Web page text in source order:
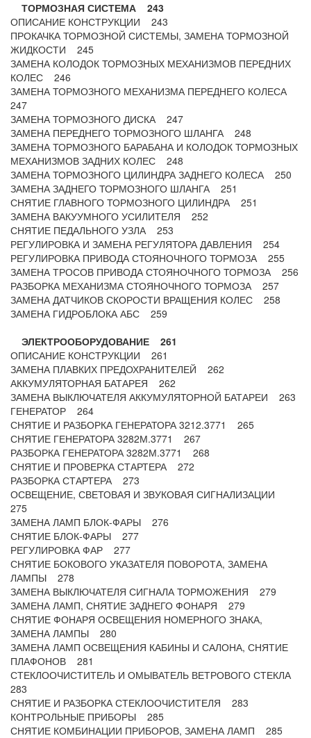
ТОРМОЗНАЯ СИСТЕМА 243
ОПИСАНИЕ КОНСТРУКЦИИ 243
ПРОКАЧКА ТОРМОЗНОЙ СИСТЕМЫ, ЗАМЕНА ТОРМОЗНОЙ
ЖИДКОСТИ 245
ЗАМЕНА КОЛОДОК ТОРМОЗНЫХ МЕХАНИЗМОВ ПЕРЕДНИХ
КОЛЕС 246
ЗАМЕНА ТОРМОЗНОГО МЕХАНИЗМА ПЕРЕДНЕГО КОЛЕСА
247
ЗАМЕНА ТОРМОЗНОГО ДИСКА 247
ЗАМЕНА ПЕРЕДНЕГО ТОРМОЗНОГО ШЛАНГА 248
ЗАМЕНА ТОРМОЗНОГО БАРАБАНА И КОЛОДОК ТОРМОЗНЫХ
МЕХАНИЗМОВ ЗАДНИХ КОЛЕС 248
ЗАМЕНА ТОРМОЗНОГО ЦИЛИНДРА ЗАДНЕГО КОЛЕСА 250
ЗАМЕНА ЗАДНЕГО ТОРМОЗНОГО ШЛАНГА 251
СНЯТИЕ ГЛАВНОГО ТОРМОЗНОГО ЦИЛИНДРА 251
ЗАМЕНА ВАКУУМНОГО УСИЛИТЕЛЯ 252
СНЯТИЕ ПЕДАЛЬНОГО УЗЛА 253
РЕГУЛИРОВКА И ЗАМЕНА РЕГУЛЯТОРА ДАВЛЕНИЯ 254
РЕГУЛИРОВКА ПРИВОДА СТОЯНОЧНОГО ТОРМОЗА 255
ЗАМЕНА ТРОСОВ ПРИВОДА СТОЯНОЧНОГО ТОРМОЗА 256
РАЗБОРКА МЕХАНИЗМА СТОЯНОЧНОГО ТОРМОЗА 257
ЗАМЕНА ДАТЧИКОВ СКОРОСТИ ВРАЩЕНИЯ КОЛЕС 258
ЗАМЕНА ГИДРОБЛОКА АБС 259
ЭЛЕКТРООБОРУДОВАНИЕ 261
ОПИСАНИЕ КОНСТРУКЦИИ 261
ЗАМЕНА ПЛАВКИХ ПРЕДОХРАНИТЕЛЕЙ 262
АККУМУЛЯТОРНАЯ БАТАРЕЯ 262
ЗАМЕНА ВЫКЛЮЧАТЕЛЯ АККУМУЛЯТОРНОЙ БАТАРЕИ 263
ГЕНЕРАТОР 264
СНЯТИЕ И РАЗБОРКА ГЕНЕРАТОРА 3212.3771 265
СНЯТИЕ ГЕНЕРАТОРА 3282М.3771 267
РАЗБОРКА ГЕНЕРАТОРА 3282М.3771 268
СНЯТИЕ И ПРОВЕРКА СТАРТЕРА 272
РАЗБОРКА СТАРТЕРА 273
ОСВЕЩЕНИЕ, СВЕТОВАЯ И ЗВУКОВАЯ СИГНАЛИЗАЦИИ
275
ЗАМЕНА ЛАМП БЛОК-ФАРЫ 276
СНЯТИЕ БЛОК-ФАРЫ 277
РЕГУЛИРОВКА ФАР 277
СНЯТИЕ БОКОВОГО УКАЗАТЕЛЯ ПОВОРОТА, ЗАМЕНА
ЛАМПЫ 278
ЗАМЕНА ВЫКЛЮЧАТЕЛЯ СИГНАЛА ТОРМОЖЕНИЯ 279
ЗАМЕНА ЛАМП, СНЯТИЕ ЗАДНЕГО ФОНАРЯ 279
СНЯТИЕ ФОНАРЯ ОСВЕЩЕНИЯ НОМЕРНОГО ЗНАКА,
ЗАМЕНА ЛАМПЫ 280
ЗАМЕНА ЛАМП ОСВЕЩЕНИЯ КАБИНЫ И САЛОНА, СНЯТИЕ
ПЛАФОНОВ 281
СТЕКЛООЧИСТИТЕЛЬ И ОМЫВАТЕЛЬ ВЕТРОВОГО СТЕКЛА
283
СНЯТИЕ И РАЗБОРКА СТЕКЛООЧИСТИТЕЛЯ 283
КОНТРОЛЬНЫЕ ПРИБОРЫ 285
СНЯТИЕ КОМБИНАЦИИ ПРИБОРОВ, ЗАМЕНА ЛАМП 285